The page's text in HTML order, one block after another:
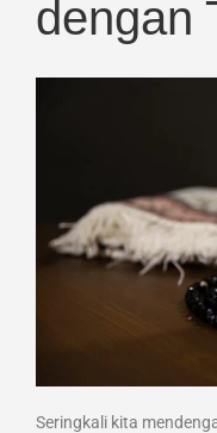
dengan
Seringkali kita